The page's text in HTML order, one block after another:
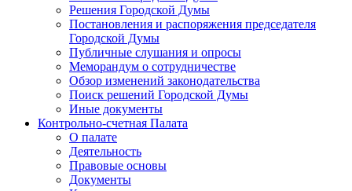
Решения Городской Думы
Постановления и распоряжения председателя
Городской Думы
Публичные слушания и опросы
Меморандум о сотрудничестве
Обзор изменений законодательства
Поиск решений Городской Думы
Иные документы
Контрольно-счетная Палата
О палате
Деятельность
Правовые основы
Документы